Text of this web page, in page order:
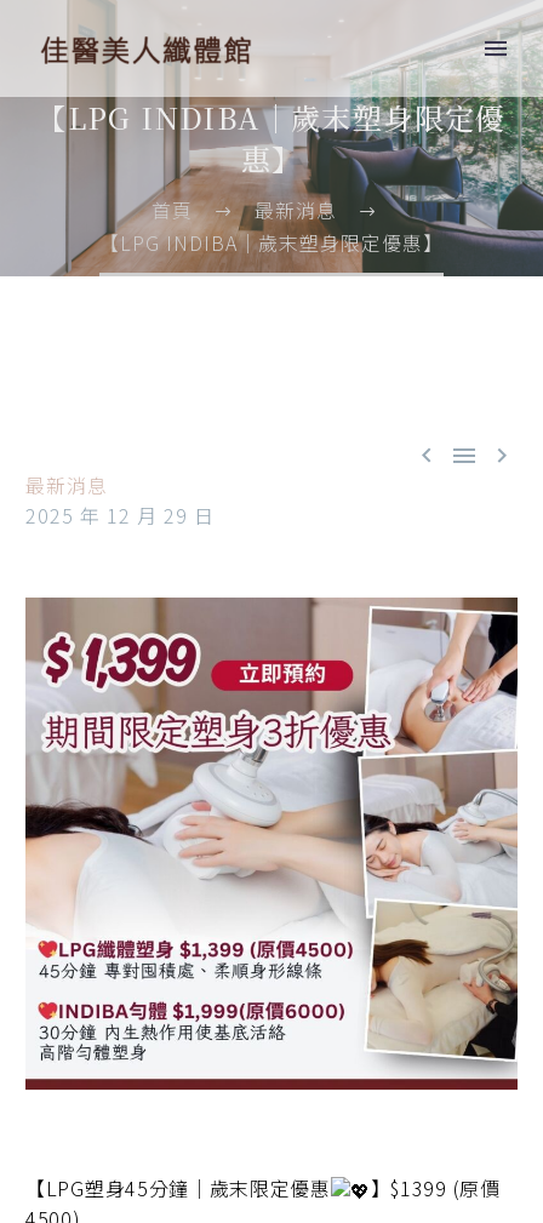
【LPG INDIBA｜歲末塑身限定優
惠】
首頁
最新消息
【LPG INDIBA｜歲末塑身限定優惠】
  
最新消息
2025 年 12 月 29 日
【LPG塑身45分鐘｜歲末限定優惠
】$1399 (原價